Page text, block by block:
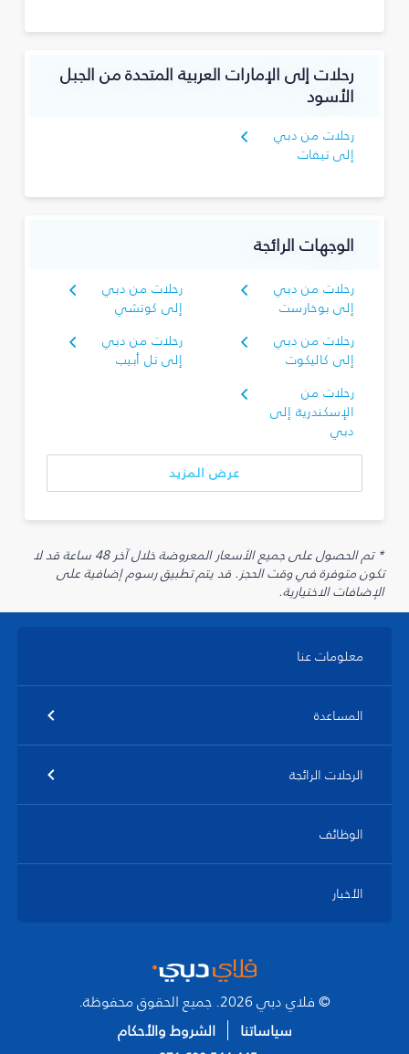
رحلات إلى الإمارات العربية المتحدة من الجبل
الأسود
رحلات من دبي
إلى تيفات
الوجهات الرائجة
رحلات من دبي
إلى بوخارست
رحلات من دبي
إلى كوتشي
رحلات من دبي
إلى كاليكوت
رحلات من دبي
إلى تل أبيب
رحلات من
الإسكندرية إلى
دبي
عرض المزيد
* تم الحصول على جميع الأسعار المعروضة خلال آخر 48 ساعة قد لا
تكون متوفرة في وقت الحجز. قد يتم تطبيق رسوم إضافية على
الإضافات الاختيارية.
معلومات عنا
المساعدة
الرحلات الرائجة
الوظائف
الأخبار
© فلاي دبي 2026. جميع الحقوق محفوظة.
سياساتنا
الشروط والأحكام